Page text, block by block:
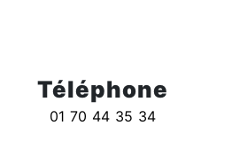
Téléphone
01 70 44 35 34